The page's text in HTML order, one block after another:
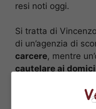
resi noti oggi.
Si tratta di
di un’agenzia di
carcere, mentre
cautelare ai
Enrichetta
per essere stata